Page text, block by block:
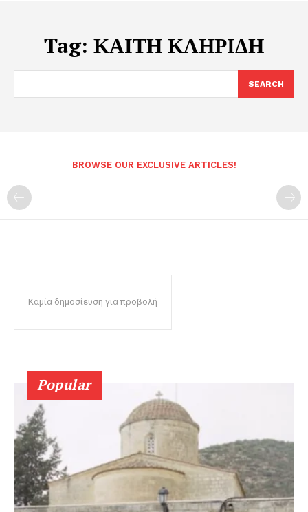
Tag: ΚΑΙΤΗ ΚΛΗΡΙΔΗ
SEARCH
BROWSE OUR EXCLUSIVE ARTICLES!
Καμία δημοσίευση για προβολή
Popular